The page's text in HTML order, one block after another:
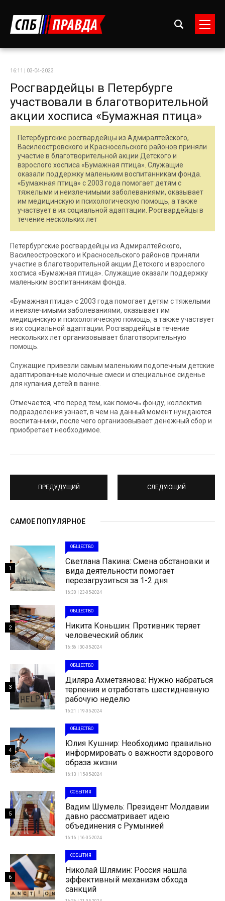
16:11 | 03-04-2023
Росгвардейцы в Петербурге
участвовали в благотворительной
акции хосписа «Бумажная птица»
Петербургские росгвардейцы из Адмиралтейского,
Василеостровского и Красносельского районов приняли
участие в благотворительной акции Детского и
взрослого хосписа «Бумажная птица». Служащие
оказали поддержку маленьким воспитанникам фонда.
«Бумажная птица» с 2003 года помогает детям с
тяжелыми и неизлечимыми заболеваниями, оказывает
им медицинскую и психологическую помощь, а также
участвует в их социальной адаптации. Росгвардейцы в
течение нескольких лет
Петербургские росгвардейцы из Адмиралтейского,
Василеостровского и Красносельского районов приняли
участие в благотворительной акции Детского и взрослого
хосписа «Бумажная птица». Служащие оказали поддержку
маленьким воспитанникам фонда.
«Бумажная птица» с 2003 года помогает детям с тяжелыми
и неизлечимыми заболеваниями, оказывает им
медицинскую и психологическую помощь, а также участвует
в их социальной адаптации. Росгвардейцы в течение
нескольких лет организовывает благотворительную
помощь.
Служащие привезли самым маленьким подопечным детские
адаптированные молочные смеси и специальное сиденье
для купания детей в ванне.
Отмечается, что перед тем, как помочь фонду, коллектив
подразделения узнает, в чем на данный момент нуждаются
воспитанники, после чего организовывает денежный сбор и
приобретает необходимое.
ПРЕДУДУЩИЙ СЛЕДУЮЩИЙ
САМОЕ ПОПУЛЯРНОЕ
ОБЩЕСТВО
Светлана Пакина: Смена обстановки и
вида деятельности помогает
перезагрузиться за 1-2 дня
16:30 | 23-05-2024
1
ОБЩЕСТВО
Никита Коньшин: Противник теряет
человеческий облик
16:56 | 30-05-2024
2
ОБЩЕСТВО
Диляра Ахметзянова: Нужно набраться
терпения и отработать шестидневную
рабочую неделю
16:21 | 19-05-2024
3
ОБЩЕСТВО
Юлия Кушнир: Необходимо правильно
информировать о важности здорового
образа жизни
16:13 | 15-05-2024
4
СОБЫТИЯ
Вадим Шумель: Президент Молдавии
давно рассматривает идею
объединения с Румынией
16:16 | 16-05-2024
5
СОБЫТИЯ
Николай Шлямин: Россия нашла
эффективный механизм обхода
санкций
6